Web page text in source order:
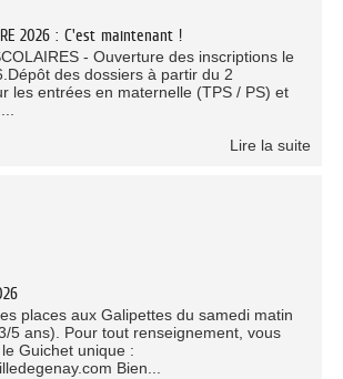
2026 : C'est maintenant !
- Ouverture des inscriptions le
des dossiers à partir du 2
les entrées en maternelle (TPS / PS) et
Lire la suite
places aux Galipettes du samedi matin
5 ans). Pour tout renseignement, vous
Guichet unique :
Bien...